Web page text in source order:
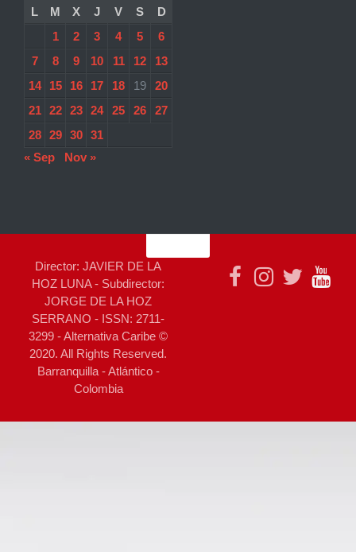
L
M X J V S
D
1
2 3 4 5
6
7
8 9 10 11 12
13
14
15 16 17 18 19
20
21
22 23 24 25 26
27
28
29 30
31
« Sep
Nov »
Director: JAVIER DE LA
HOZ LUNA - Subdirector:
JORGE DE LA HOZ
SERRANO - ISSN: 2711-
3299 - Alternativa Caribe ©
2020. All Rights Reserved.
Barranquilla - Atlántico -
Colombia